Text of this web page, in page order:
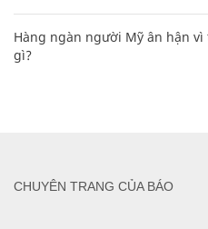
Hàng ngàn người Mỹ ân hận vì
gì?
CHUYÊN TRANG CỦA BÁO